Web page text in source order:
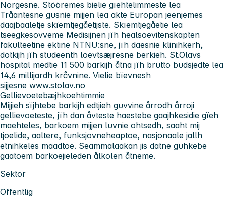
Norgesne. Stööremes bielie gïehtelimmeste lea
Tråantesne gusnie mijjen lea akte Europan jeenjemes
daajbaaletje skïemtjegåetijste. Skïemtjegåetie lea
tseegkesovveme Medisijnen jïh healsoevitenskapten
fakulteetine ektine NTNU:sne, jïh daesnie klinihkerh,
dotkijh jïh studeenth loevtsæjresne berkieh. St.Olavs
hospital medtie 11 500 barkijh åtna jïh brutto budsjedte lea
14,6 millijardh kråvnine. Vielie bïevnesh
sijjesne www.stolav.no
Gellievoetebæjhkoehtimmie
Mijjieh sïjhtebe barkijh edtjieh guvvine årrodh årroji
gellievoeteste, jïh dan åvteste haestebe gaajhkesidie gïeh
maehteles, barkoem mijjen luvnie ohtsedh, saaht mij
tjoelide, aaltere, funksjovneheaptoe, nasjonaale jallh
etnihkeles maadtoe. Seammalaakan jis datne guhkebe
gaatoem barkoejieleden ålkolen åtneme.
Sektor
Offentlig